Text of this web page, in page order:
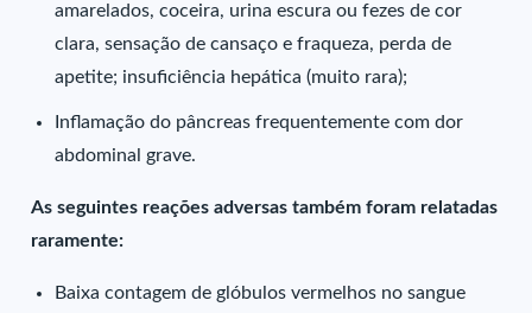
amarelados, coceira, urina escura ou fezes de cor
clara, sensação de cansaço e fraqueza, perda de
apetite; insuficiência hepática (muito rara);
Inflamação do pâncreas frequentemente com dor
abdominal grave.
As seguintes reações adversas também foram relatadas
raramente:
Baixa contagem de glóbulos vermelhos no sangue